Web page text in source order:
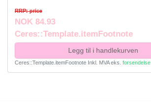
RRP: price
NOK 84.93
Ceres::Template.itemFootnote
Legg til i handlekurven
Ceres::Template.itemFootnote Inkl. MVAeks. forsendelse